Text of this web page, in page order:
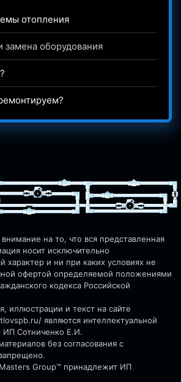
отопления
замена оборудования
на то, что вся представленная
носит исключительно
характер и ни при каких условиях не
офертой определяемой положениями
кодекса Российской
иллюстрации и текст на сайте
являются интеллектуальной
ИП Сотниченко Е.И.
без согласования с
Group™ принадлежит ИП